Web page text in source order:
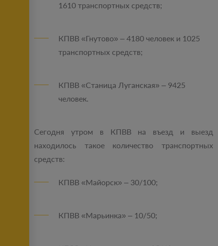
1610 транспортных средств;
КПВВ «Гнутово» – 4180 человек и 1025
транспортных средств;
КПВВ «Станица Луганская» – 9425
человек.
Сегодня утром в КПВВ на въезд и выезд
находилось такое количество транспортных
средств:
КПВВ «Майорск» – 30/100;
КПВВ «Марьинка» – 10/50;